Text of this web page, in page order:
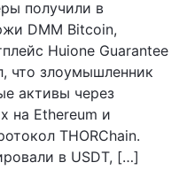
получили в
DMM Bitcoin,
Huione Guarantee
что злоумышленник
активы через
на Ethereum и
THORChain.
в USDT, […]